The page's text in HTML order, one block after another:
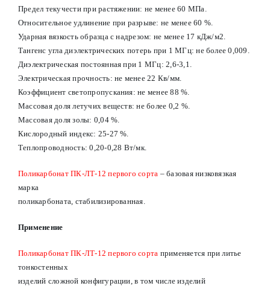
Предел текучести при растяжении: не менее 60 МПа.
Относительное удлинение при разрыве: не менее 60 %.
Ударная вязкость образца с надрезом: не менее 17 кДж/м2.
Тангенс угла диэлектрических потерь при 1 МГц: не более 0,009.
Диэлектрическая постоянная при 1 МГц: 2,6-3,1.
Электрическая прочность: не менее 22 Кв/мм.
Коэффициент светопропускания: не менее 88 %.
Массовая доля летучих веществ: не более 0,2 %.
Массовая доля золы: 0,04 %.
Кислородный индекс: 25-27 %.
Теплопроводность: 0,20-0,28 Вт/мк.
Поликарбонат ПК-ЛТ-12 первого сорта – базовая низковязкая
марка
поликарбоната, стабилизированная.
Применение
Поликарбонат ПК-ЛТ-12 первого сорта применяется при литье
тонкостенных
изделий сложной конфигурации, в том числе изделий